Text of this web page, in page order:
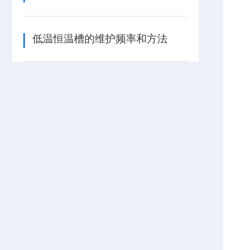
低温恒温槽的维护频率和方法